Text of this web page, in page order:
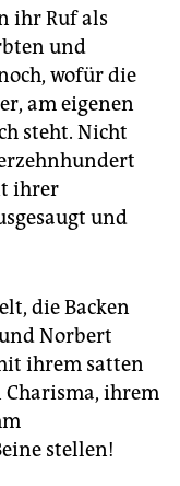
ihr Ruf als
und
wofür die
am eigenen
steht. Nicht
ihrer
und
die Backen
Norbert
ihrem satten
ihrem
stellen!